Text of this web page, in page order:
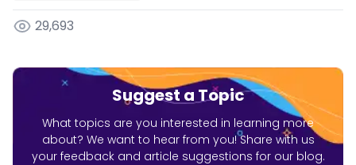
29,693
Suggest a Topic
What topics are you interested in learning more
about? We want to hear from you! Share with us
your feedback and article suggestions for our blog.